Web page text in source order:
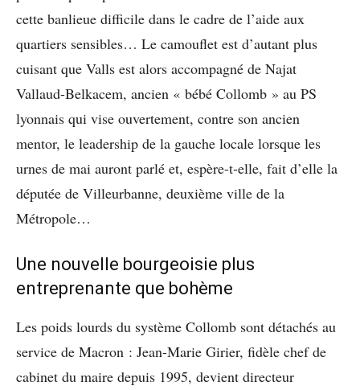
cette banlieue difficile dans le cadre de l’aide aux
quartiers sensibles… Le camouflet est d’autant plus
cuisant que Valls est alors accompagné de Najat
Vallaud-Belkacem, ancien « bébé Collomb » au PS
lyonnais qui vise ouvertement, contre son ancien
mentor, le leadership de la gauche locale lorsque les
urnes de mai auront parlé et, espère-t-elle, fait d’elle la
députée de Villeurbanne, deuxième ville de la
Métropole…
Une nouvelle bourgeoisie plus
entreprenante que bohème
Les poids lourds du système Collomb sont détachés au
service de Macron : Jean-Marie Girier, fidèle chef de
cabinet du maire depuis 1995, devient directeur